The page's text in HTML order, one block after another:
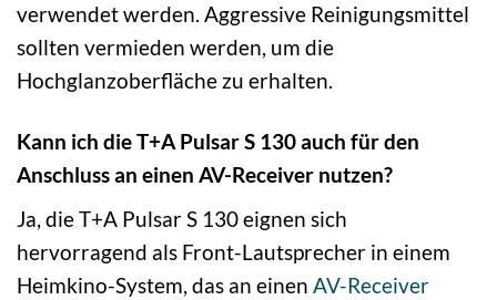
verwendet werden. Aggressive Reinigungsmittel
sollten vermieden werden, um die
Hochglanzoberfläche zu erhalten.
Kann ich die T+A Pulsar S 130 auch für den
Anschluss an einen AV-Receiver nutzen?
Ja, die T+A Pulsar S 130 eignen sich
hervorragend als Front-Lautsprecher in einem
Heimkino-System, das an einen AV-Receiver